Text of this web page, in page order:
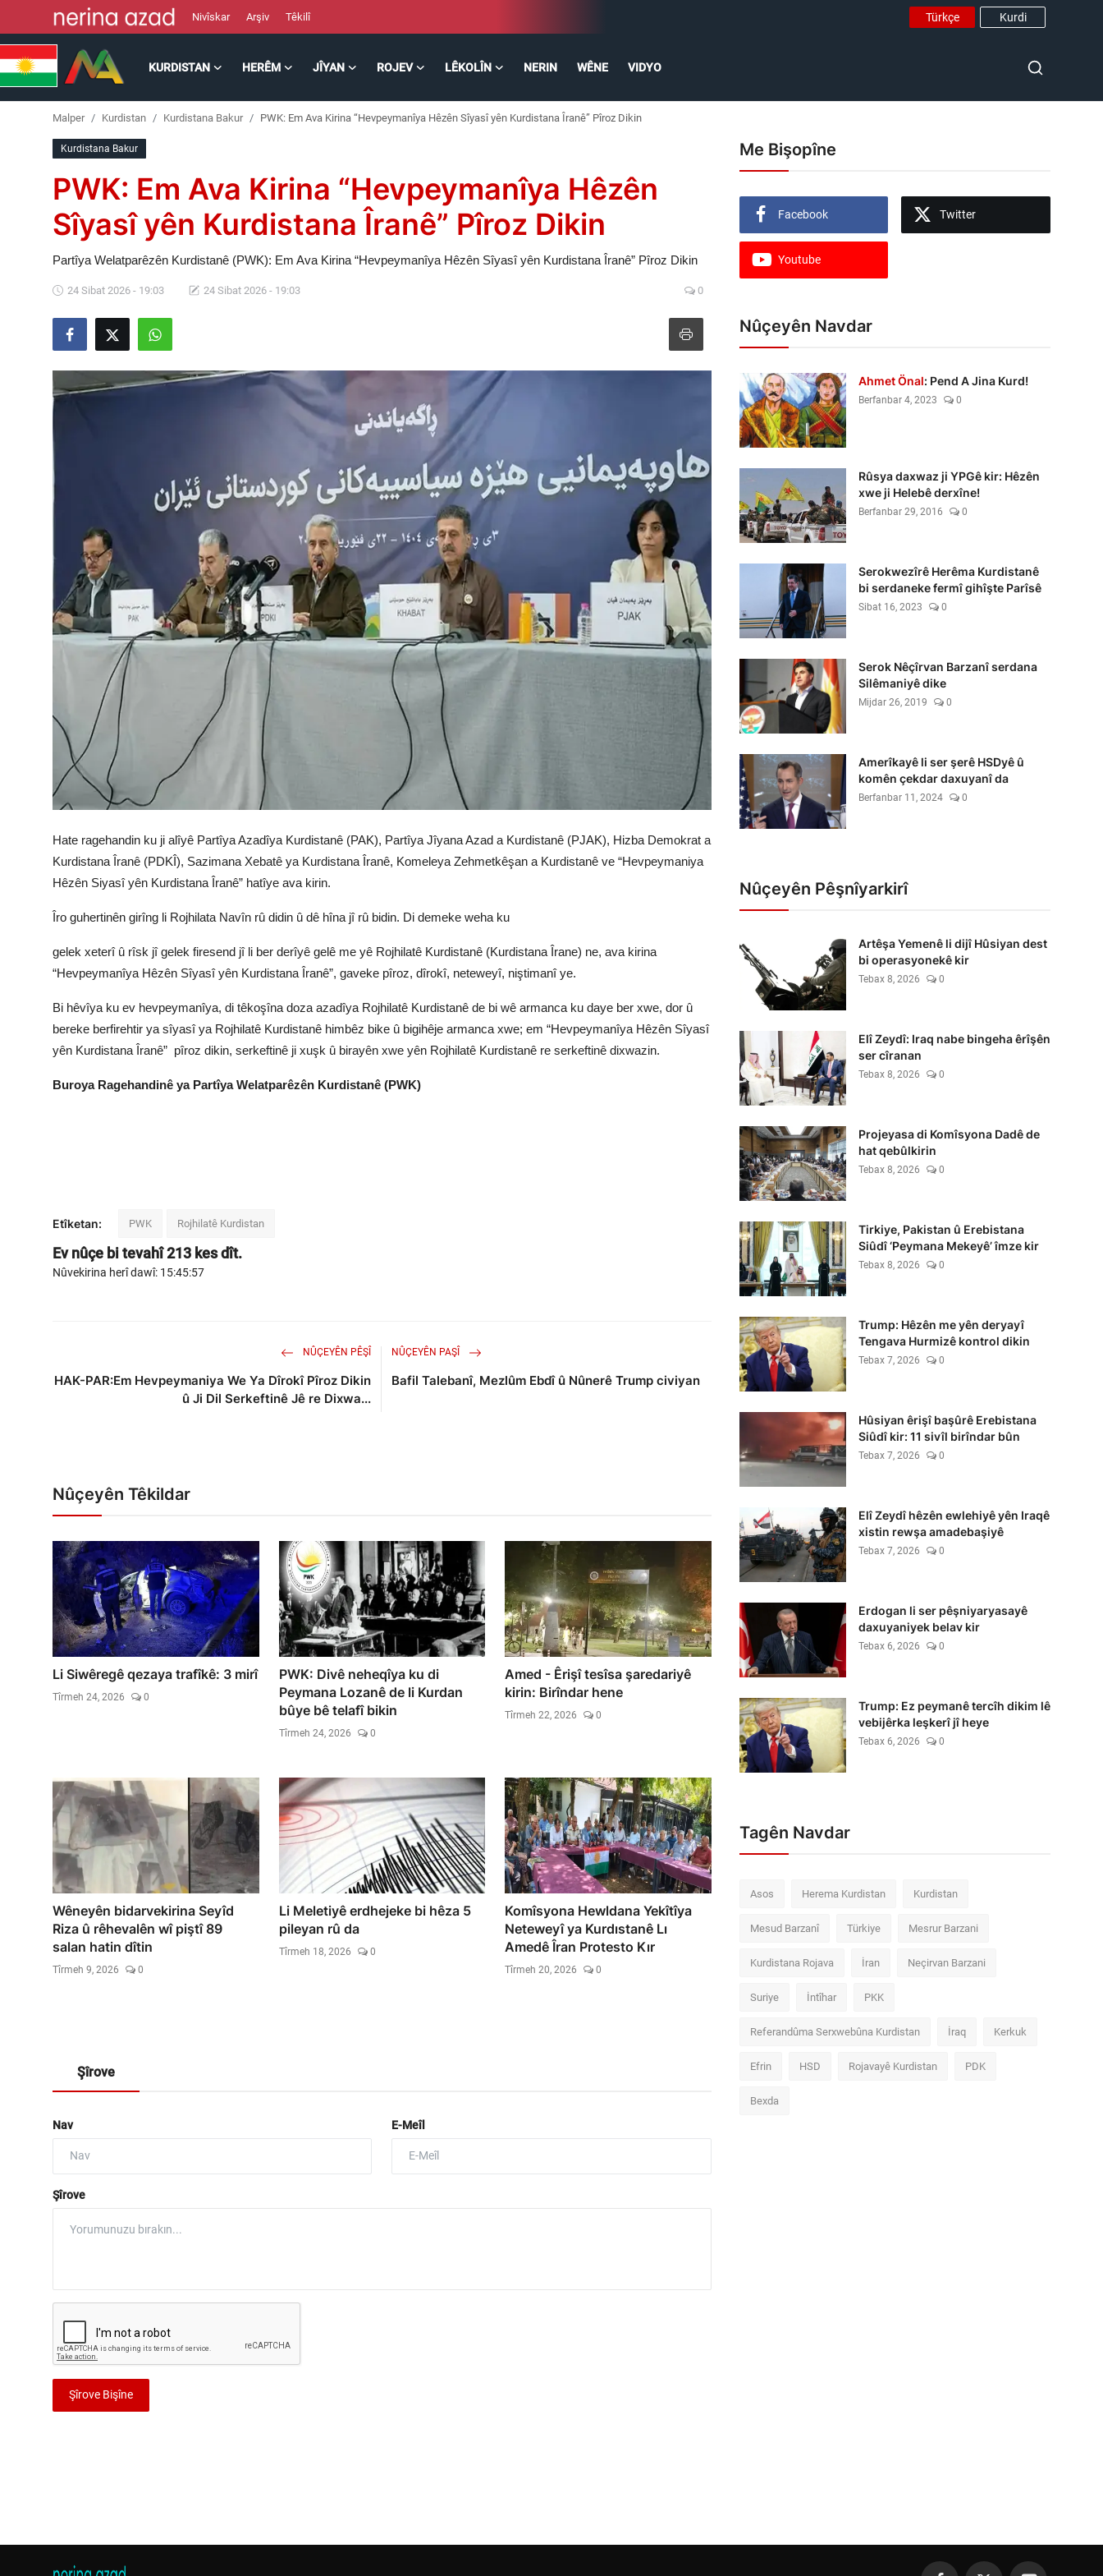
Nivîskar Arşiv Têkilî Türkçe Kurdi
KURDISTAN HERÊM JÎYAN ROJEV LÊKOLÎN NERIN WÊNE VIDYO
Lêkolîn
Nivîskar
Kurdi
Malper Kurdistan Kurdistana Bakur PWK: Em Ava Kirina “Hevpeymanîya Hêzên Sîyasî yên Kurdistana Îranê” Pîroz Dikin
Kurdistana Bakur
PWK: Em Ava Kirina “Hevpeymanîya Hêzên
Sîyasî yên Kurdistana Îranê” Pîroz Dikin
Partîya Welatparêzên Kurdistanê (PWK): Em Ava Kirina “Hevpeymanîya Hêzên Sîyasî yên Kurdistana Îranê” Pîroz Dikin
24 Sibat 2026 - 19:03 24 Sibat 2026 - 19:03 0
Hate ragehandin ku ji alîyê Partîya Azadîya Kurdistanê (PAK), Partîya Jîyana Azad a Kurdistanê (PJAK), Hizba Demokrat a
Kurdistana Îranê (PDKÎ), Sazimana Xebatê ya Kurdistana Îranê, Komeleya Zehmetkêşan a Kurdistanê ve “Hevpeymaniya
Hêzên Siyasî yên Kurdistana Îranê” hatîye ava kirin.
Îro guhertinên girîng li Rojhilata Navîn rû didin û dê hîna jî rû bidin. Di demeke weha ku
gelek xeterî û rîsk jî gelek firesend jî li ber derîyê gelê me yê Rojhilatê Kurdistanê (Kurdistana Îrane) ne, ava kirina
“Hevpeymanîya Hêzên Sîyasî yên Kurdistana Îranê”, gaveke pîroz, dîrokî, neteweyî, niştimanî ye.
Bi hêvîya ku ev hevpeymanîya, di têkoşîna doza azadîya Rojhilatê Kurdistanê de bi wê armanca ku daye ber xwe, dor û
bereke berfirehtir ya sîyasî ya Rojhilatê Kurdistanê himbêz bike û bigihêje armanca xwe; em “Hevpeymanîya Hêzên Sîyasî
yên Kurdistana Îranê” pîroz dikin, serkeftinê ji xuşk û birayên xwe yên Rojhilatê Kurdistanê re serkeftinê dixwazin.
Buroya Ragehandinê ya Partîya Welatparêzên Kurdistanê (PWK)
Etîketan: PWK Rojhilatê Kurdistan
Ev nûçe bi tevahî213 kes dît.
Nûvekirina herî dawî: 15:45:57
NÛÇEYÊN PÊŞÎ
HAK-PAR:Em Hevpeymaniya We Ya Dîrokî Pîroz Dikin
û Ji Dil Serkeftinê Jê re Dixwa...
NÛÇEYÊN PAŞÎ
Bafil Talebanî, Mezlûm Ebdî û Nûnerê Trump civiyan
Nûçeyên Têkildar
Li Siwêregê qezaya trafîkê: 3 mirî
Tîrmeh 24, 2026 0
PWK: Divê neheqîya ku di
Peymana Lozanê de li Kurdan
bûye bê telafî bikin
Tîrmeh 24, 2026 0
Amed - Êrişî tesîsa şaredariyê
kirin: Birîndar hene
Tîrmeh 22, 2026 0
Wêneyên bidarvekirina Seyîd
Riza û rêhevalên wî piştî 89
salan hatin dîtin
Tîrmeh 9, 2026 0
Li Meletiyê erdhejeke bi hêza 5
pileyan rû da
Tîrmeh 18, 2026 0
Komîsyona Hewldana Yekîtîya
Neteweyî ya Kurdıstanê Lı
Amedê Îran Protesto Kır
Tîrmeh 20, 2026 0
Şîrove
Nav E-Meîl
Şîrove
Şîrove Bişîne
Me Bişopîne
Facebook Twitter
Youtube
Nûçeyên Navdar
Ahmet Önal: Pend A Jina Kurd!
Berfanbar 4, 2023 0
Rûsya daxwaz ji YPGê kir: Hêzên
xwe ji Helebê derxîne!
Berfanbar 29, 2016 0
Serokwezîrê Herêma Kurdistanê
bi serdaneke fermî gihîşte Parîsê
Sibat 16, 2023 0
Serok Nêçîrvan Barzanî serdana
Silêmaniyê dike
Mijdar 26, 2019 0
Amerîkayê li ser şerê HSDyê û
komên çekdar daxuyanî da
Berfanbar 11, 2024 0
Nûçeyên Pêşnîyarkirî
Artêşa Yemenê li dijî Hûsiyan dest
bi operasyonekê kir
Tebax 8, 2026 0
Elî Zeydî: Iraq nabe bingeha êrîşên
ser cîranan
Tebax 8, 2026 0
Projeyasa di Komîsyona Dadê de
hat qebûlkirin
Tebax 8, 2026 0
Tirkiye, Pakistan û Erebistana
Siûdî ‘Peymana Mekeyê’ îmze kir
Tebax 8, 2026 0
Trump: Hêzên me yên deryayî
Tengava Hurmizê kontrol dikin
Tebax 7, 2026 0
Hûsiyan êrişî başûrê Erebistana
Siûdî kir: 11 sivîl birîndar bûn
Tebax 7, 2026 0
Elî Zeydî hêzên ewlehiyê yên Iraqê
xistin rewşa amadebaşiyê
Tebax 7, 2026 0
Erdogan li ser pêşniyaryasayê
daxuyaniyek belav kir
Tebax 6, 2026 0
Trump: Ez peymanê tercîh dikim lê
vebijêrka leşkerî jî heye
Tebax 6, 2026 0
Tagên Navdar
Asos Herema Kurdistan Kurdistan
Mesud Barzanî Türkiye Mesrur Barzani
Kurdistana Rojava İran Neçirvan Barzani
Suriye İntîhar PKK
Referandûma Serxwebûna Kurdistan İraq Kerkuk
Efrin HSD Rojavayê Kurdistan PDK
Bexda